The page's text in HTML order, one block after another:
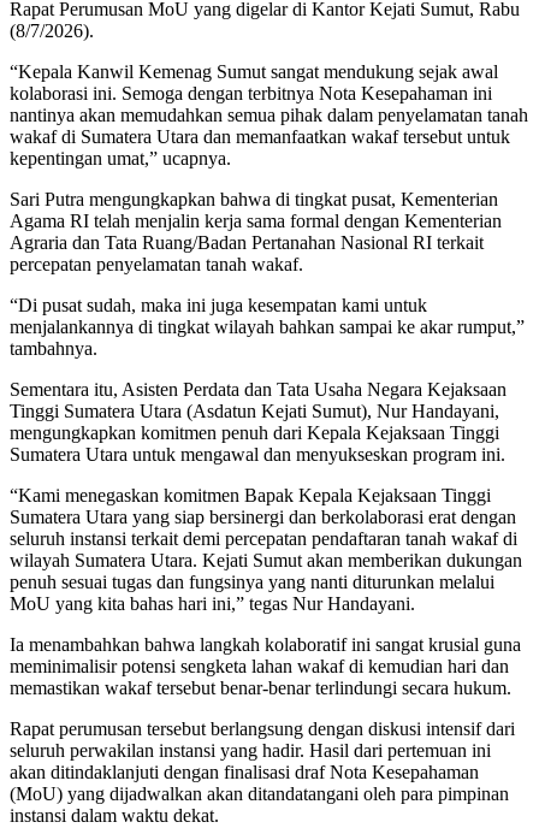
Rapat Perumusan MoU yang digelar di Kantor Kejati Sumut, Rabu
(8/7/2026).
“Kepala Kanwil Kemenag Sumut sangat mendukung sejak awal
kolaborasi ini. Semoga dengan terbitnya Nota Kesepahaman ini
nantinya akan memudahkan semua pihak dalam penyelamatan tanah
wakaf di Sumatera Utara dan memanfaatkan wakaf tersebut untuk
kepentingan umat,” ucapnya.
Sari Putra mengungkapkan bahwa di tingkat pusat, Kementerian
Agama RI telah menjalin kerja sama formal dengan Kementerian
Agraria dan Tata Ruang/Badan Pertanahan Nasional RI terkait
percepatan penyelamatan tanah wakaf.
“Di pusat sudah, maka ini juga kesempatan kami untuk
menjalankannya di tingkat wilayah bahkan sampai ke akar rumput,”
tambahnya.
Sementara itu, Asisten Perdata dan Tata Usaha Negara Kejaksaan
Tinggi Sumatera Utara (Asdatun Kejati Sumut), Nur Handayani,
mengungkapkan komitmen penuh dari Kepala Kejaksaan Tinggi
Sumatera Utara untuk mengawal dan menyukseskan program ini.
“Kami menegaskan komitmen Bapak Kepala Kejaksaan Tinggi
Sumatera Utara yang siap bersinergi dan berkolaborasi erat dengan
seluruh instansi terkait demi percepatan pendaftaran tanah wakaf di
wilayah Sumatera Utara. Kejati Sumut akan memberikan dukungan
penuh sesuai tugas dan fungsinya yang nanti diturunkan melalui
MoU yang kita bahas hari ini,” tegas Nur Handayani.
Ia menambahkan bahwa langkah kolaboratif ini sangat krusial guna
meminimalisir potensi sengketa lahan wakaf di kemudian hari dan
memastikan wakaf tersebut benar-benar terlindungi secara hukum.
Rapat perumusan tersebut berlangsung dengan diskusi intensif dari
seluruh perwakilan instansi yang hadir. Hasil dari pertemuan ini
akan ditindaklanjuti dengan finalisasi draf Nota Kesepahaman
(MoU) yang dijadwalkan akan ditandatangani oleh para pimpinan
instansi dalam waktu dekat.